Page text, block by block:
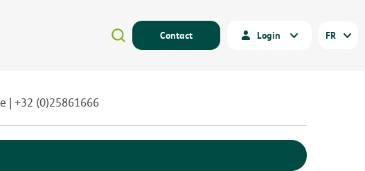
Contact Login FR
| +32 (0)25861666